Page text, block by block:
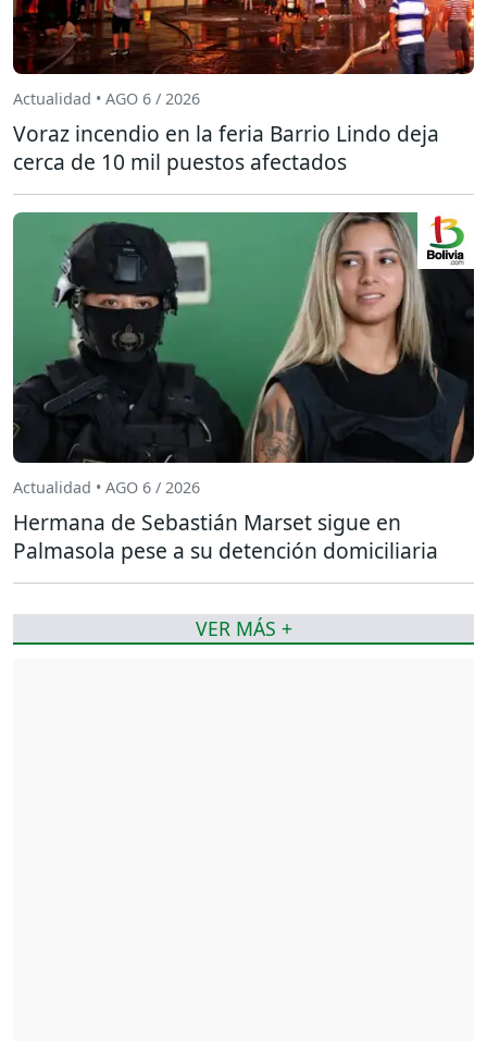
Actualidad • AGO 6 / 2026
Voraz incendio en la feria Barrio Lindo deja
cerca de 10 mil puestos afectados
Actualidad • AGO 6 / 2026
Hermana de Sebastián Marset sigue en
Palmasola pese a su detención domiciliaria
VER MÁS +